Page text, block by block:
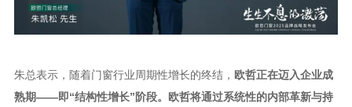
朱总表示，随着门窗行业周期性增长的终结， 欧哲正在迈入企业成
熟期——即“结构性增长”阶段。欧哲将通过系统性的内部革新与持